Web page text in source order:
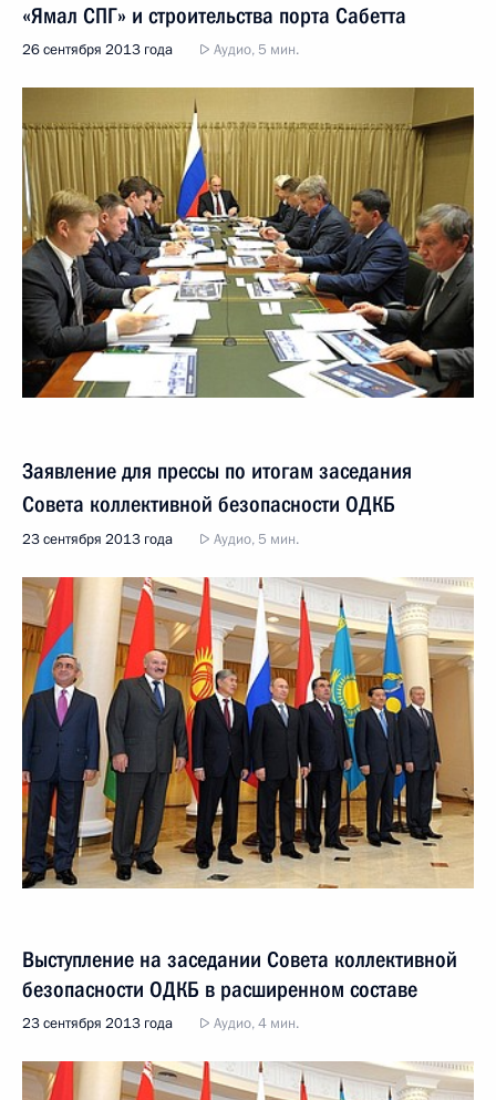
«Ямал СПГ» и строительства порта Сабетта
26 сентября 2013 года Аудио, 5 мин.
Заявление для прессы по итогам заседания
Совета коллективной безопасности ОДКБ
23 сентября 2013 года Аудио, 5 мин.
Выступление на заседании Совета коллективной
безопасности ОДКБ в расширенном составе
23 сентября 2013 года Аудио, 4 мин.